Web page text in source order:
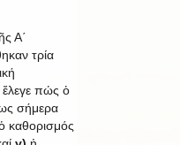
Α΄
τρία
ἔλεγε πώς ὁ
σήμερα
καθορισμός